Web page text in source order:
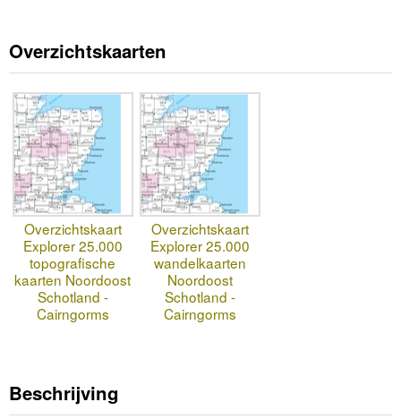
Overzichtskaarten
Overzichtskaart
Explorer 25.000
topografische
kaarten Noordoost
Schotland -
Cairngorms
Overzichtskaart
Explorer 25.000
wandelkaarten
Noordoost
Schotland -
Cairngorms
Beschrijving